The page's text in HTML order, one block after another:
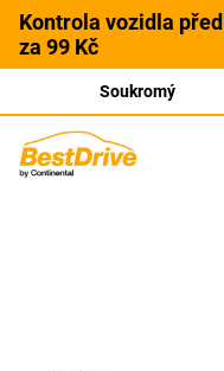
Kontrola vozidla
za 99 Kč
Soukromý